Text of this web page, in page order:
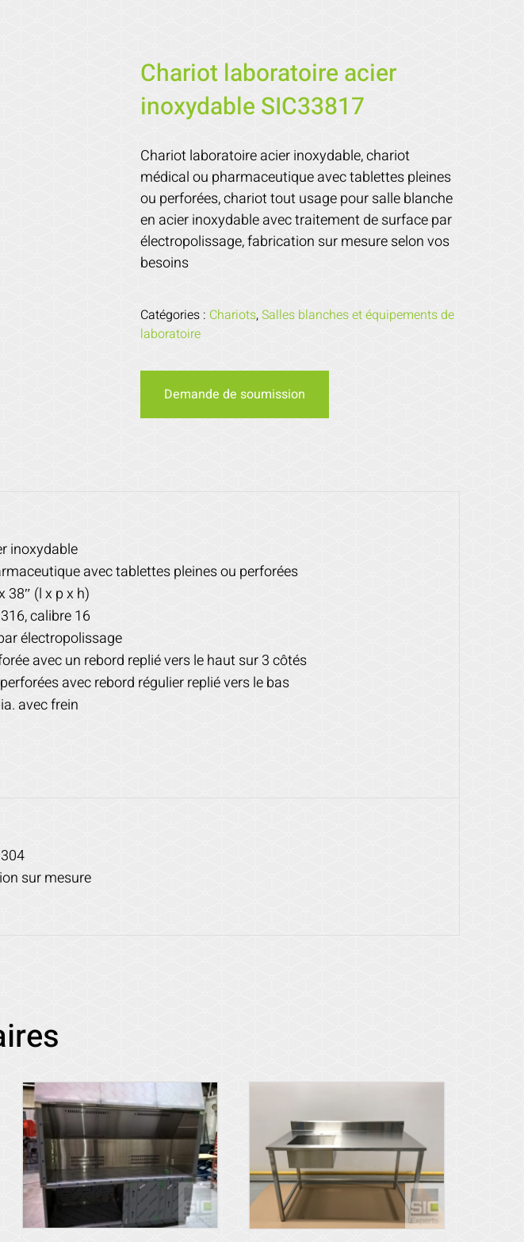
Chariot laboratoire acier
inoxydable SIC33817
Chariot laboratoire acier inoxydable, chariot
médical ou pharmaceutique avec tablettes pleines
ou perforées, chariot tout usage pour salle blanche
en acier inoxydable avec traitement de surface par
électropolissage, fabrication sur mesure selon vos
besoins
Catégories : Chariots,Salles blanches et équipements de
laboratoire
Demande de soumission
inoxydable
avec tablettes pleines ou perforées
38″ (l x p x h)
calibre 16
électropolissage
avec un rebord replié vers le haut sur 3 côtés
avec rebord régulier replié vers le bas
avec frein
sur mesure